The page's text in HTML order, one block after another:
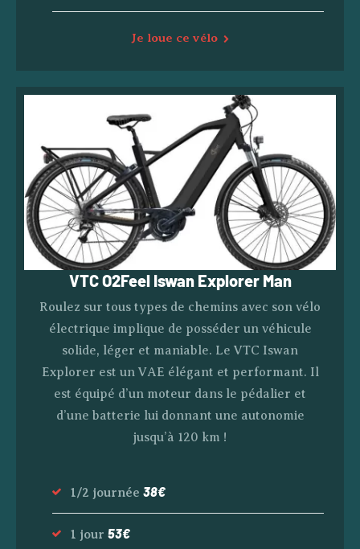
Je loue ce vélo
VTC O2Feel Iswan Explorer Man
Roulez sur tous types de chemins avec son vélo
électrique implique de posséder un véhicule
solide, léger et maniable. Le VTC Iswan
Explorer est un VAE élégant et performant. Il
est équipé d’un moteur dans le pédalier et
d’une batterie lui donnant une autonomie
jusqu’à 120 km !
1/2 journée 38€
1 jour 53€